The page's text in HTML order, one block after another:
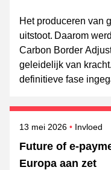
Het produceren van
uitstoot. Daarom
Carbon Border
geleidelijk van
definitieve fase
je ook moet
Future of e-
Europa aan zet
Gepubliceerd op
13 mei 2026 Invloed